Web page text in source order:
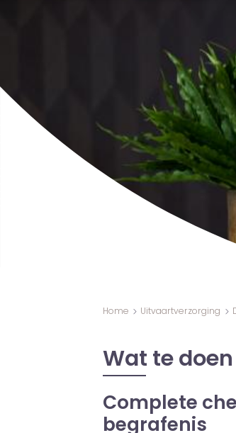
Home Uitvaartverzorging
Wat te
Complete
begrafenis